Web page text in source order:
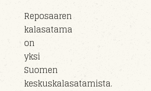
Reposaaren
kalasatama
on
yksi
Suomen
keskuskalasatamista.